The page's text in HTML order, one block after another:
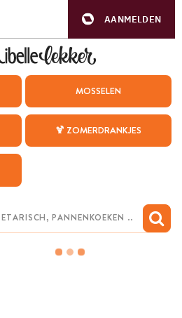
AANMELDEN
MOSSELEN
🍹 ZOMERDRANKJES